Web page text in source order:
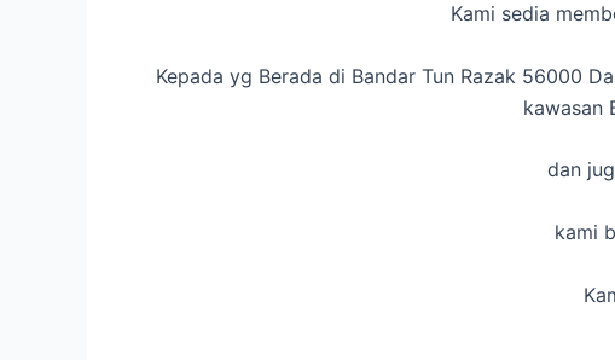
Kami sedia
Kepada yg Berada di Bandar Tun Razak 56000
kawasan
dan
kami